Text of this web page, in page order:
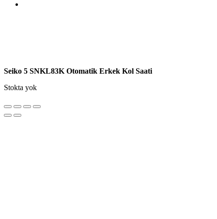
Seiko 5 SNKL83K Otomatik Erkek Kol Saati
Stokta yok